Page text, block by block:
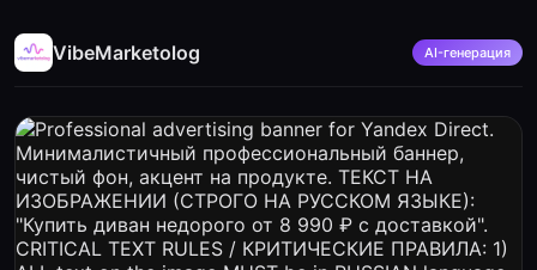
VibeMarketolog AI-генерация